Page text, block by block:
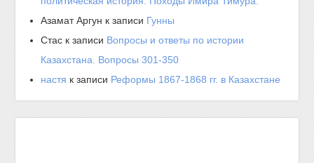
Азамат Аргун к записи Гунны
Стас к записи Вопросы и ответы по истории
Казахстана. Вопросы 301-350
настя к записи Реформы 1867-1868 гг. в Казахстане